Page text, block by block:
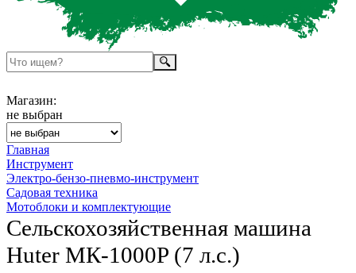
Магазин:
не выбран
Главная
Инструмент
Электро-бензо-пневмо-инструмент
Садовая техника
Мотоблоки и комплектующие
Сельскохозяйственная машина
Huter МК-1000P (7 л.с.)